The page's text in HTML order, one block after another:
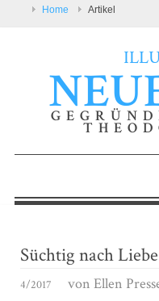
Home Artikel
Süchtig nach Liebe
4/2017 von Ellen